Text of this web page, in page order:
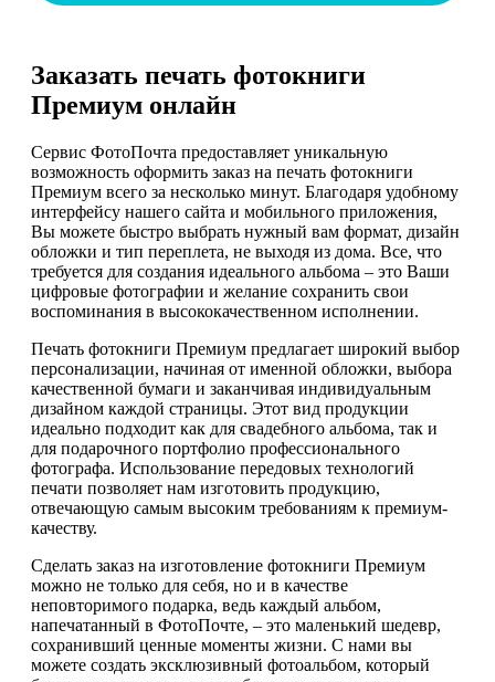
Заказать печать фотокниги
Премиум онлайн
Сервис ФотоПочта предоставляет уникальную
возможность оформить заказ на печать фотокниги
Премиум всего за несколько минут. Благодаря удобному
интерфейсу нашего сайта и мобильного приложения,
Вы можете быстро выбрать нужный вам формат, дизайн
обложки и тип переплета, не выходя из дома. Все, что
требуется для создания идеального альбома – это Ваши
цифровые фотографии и желание сохранить свои
воспоминания в высококачественном исполнении.
Печать фотокниги Премиум предлагает широкий выбор
персонализации, начиная от именной обложки, выбора
качественной бумаги и заканчивая индивидуальным
дизайном каждой страницы. Этот вид продукции
идеально подходит как для свадебного альбома, так и
для подарочного портфолио профессионального
фотографа. Использование передовых технологий
печати позволяет нам изготовить продукцию,
отвечающую самым высоким требованиям к премиум-
качеству.
Сделать заказ на изготовление фотокниги Премиум
можно не только для себя, но и в качестве
неповторимого подарка, ведь каждый альбом,
напечатанный в ФотоПочте, – это маленький шедевр,
сохранивший ценные моменты жизни. С нами вы
можете создать эксклюзивный фотоальбом, который